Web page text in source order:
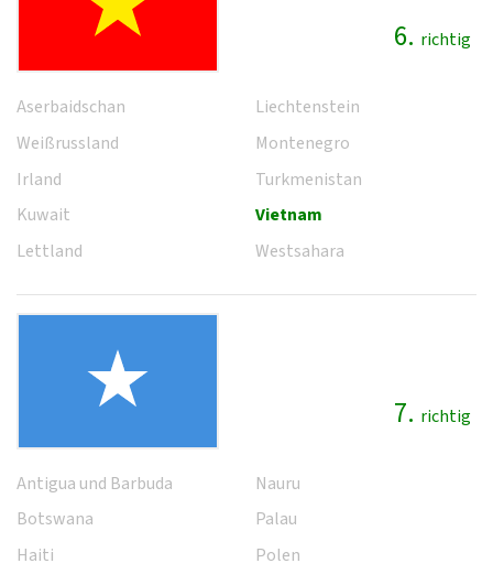
6. richtig
Aserbaidschan
Weißrussland
Irland
Kuwait
Lettland
Liechtenstein
Montenegro
Turkmenistan
Vietnam
Westsahara
7. richtig
Antigua und Barbuda
Botswana
Haiti
Nauru
Palau
Polen